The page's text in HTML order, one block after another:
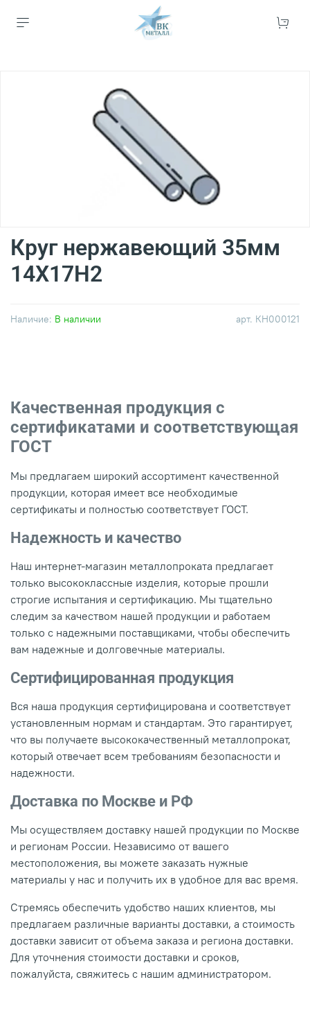
арт. КН000121
Наличие: В наличии
Круг нержавеющий 35мм
14Х17Н2
Качественная продукция с
сертификатами и соответствующая
ГОСТ
Мы предлагаем широкий ассортимент качественной
продукции, которая имеет все необходимые
сертификаты и полностью соответствует ГОСТ.
Надежность и качество
Наш интернет-магазин металлопроката предлагает
только высококлассные изделия, которые прошли
строгие испытания и сертификацию. Мы тщательно
следим за качеством нашей продукции и работаем
только с надежными поставщиками, чтобы обеспечить
вам надежные и долговечные материалы.
Сертифицированная продукция
Вся наша продукция сертифицирована и соответствует
установленным нормам и стандартам. Это гарантирует,
что вы получаете высококачественный металлопрокат,
который отвечает всем требованиям безопасности и
надежности.
Доставка по Москве и РФ
Мы осуществляем доставку нашей продукции по Москве
и регионам России. Независимо от вашего
местоположения, вы можете заказать нужные
материалы у нас и получить их в удобное для вас время.
Стремясь обеспечить удобство наших клиентов, мы
предлагаем различные варианты доставки, а стоимость
доставки зависит от объема заказа и региона доставки.
Для уточнения стоимости доставки и сроков,
пожалуйста, свяжитесь с нашим администратором.